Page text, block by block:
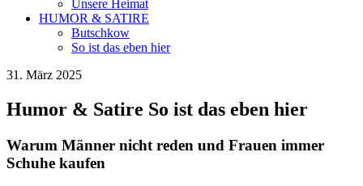
Unsere Heimat
HUMOR & SATIRE
Butschkow
So ist das eben hier
31. März 2025
Correo del Valle - Humor &
Humor & Satire So ist das eben hier
Warum Männer nicht reden und Frauen immer
Schuhe kaufen